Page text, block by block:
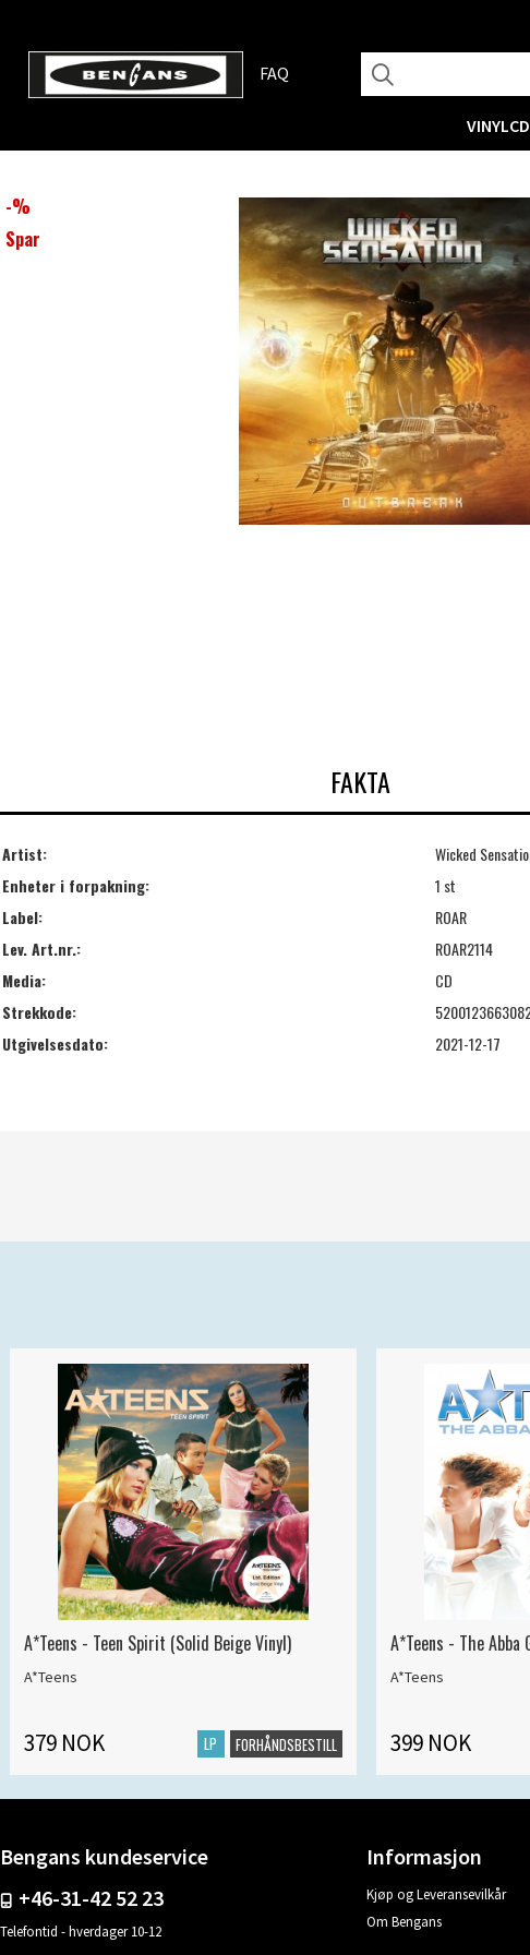
FAQ
VINYLCD
-%
Spar
FAKTA
Artist:
Wicked
Enheter i forpakning:
1 st
Label:
ROAR
Lev. Art.nr.:
ROAR2114
Media:
CD
Strekkode:
Utgivelsesdato:
2021-12-17
A*Teens - Teen Spirit (Solid Beige Vinyl)
A*Teens
379 NOK LP FORHÅNDSBESTILL
A*Teens - The
A*Teens
399 NOK
Bengans kundeservice
+46-31-42 52 23
Telefontid - hverdager 10-12
Informasjon
Kjøp og Leveransevilkår
Om Bengans